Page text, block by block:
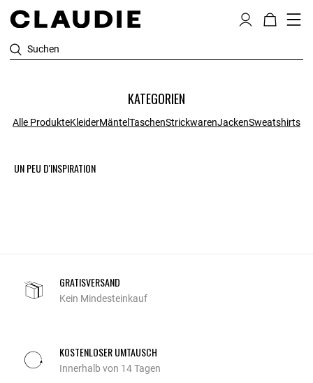
Suchen
KATEGORIEN
Alle ProdukteKleiderMäntelTaschenStrickwarenJackenSweatshirts
UN PEU D'INSPIRATION
GRATISVERSAND
Kein Mindesteinkauf
KOSTENLOSER UMTAUSCH
Innerhalb von 14 Tagen